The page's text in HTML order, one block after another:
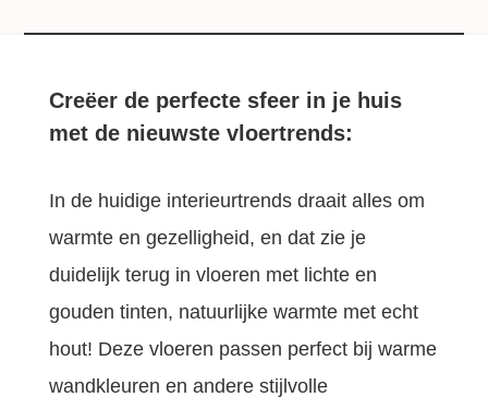
Creëer de perfecte sfeer in je huis
met de nieuwste vloertrends:
In de huidige interieurtrends draait alles om
warmte en gezelligheid, en dat zie je
duidelijk terug in vloeren met lichte en
gouden tinten, natuurlijke warmte met echt
hout! Deze vloeren passen perfect bij warme
wandkleuren en andere stijlvolle